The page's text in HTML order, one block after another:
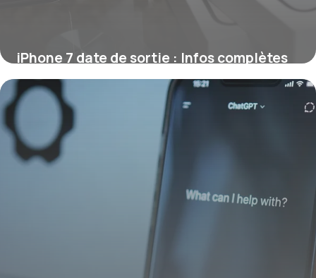
iPhone 7 date de sortie : Infos complètes
1 juin 2026